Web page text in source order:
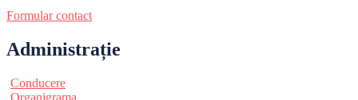
Formular contact
Administrație
Conducere
Organigrama